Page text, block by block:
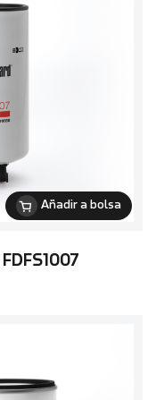
Añadir a bolsa